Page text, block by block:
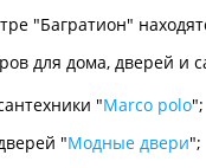
"Багратион"
для дома, дверей и
"Marco polo";
"Модные двери";